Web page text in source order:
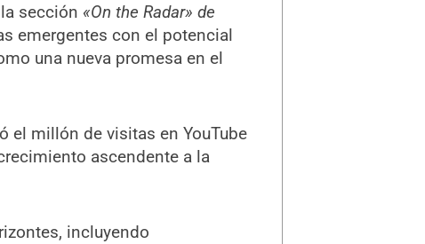
sección «On the Radar» de
emergentes con el potencial
una nueva promesa en el
el millón de visitas en YouTube
ascendente a la
incluyendo